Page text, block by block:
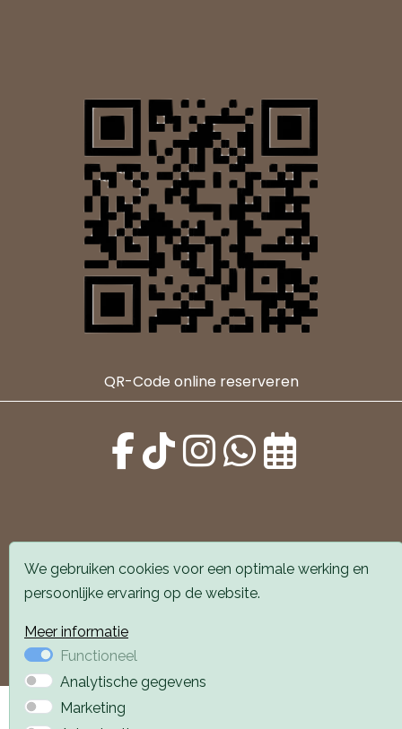
QR-Code online reserveren
Alle locaties zijn goed bereikbaar met auto en
openbaar vervoer. Er is parkeergelegenheid voor de
Privacyverklaring
We gebruiken cookies voor een optimale werking en
persoonlijke ervaring op de website.
Meer informatie
Functioneel
Analytische gegevens
Marketing